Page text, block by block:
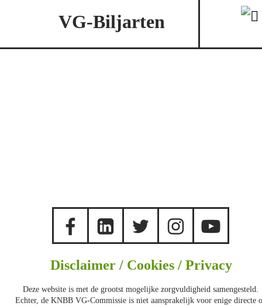
Disclaimer / Cookies / Privacy
Deze website is met de grootst mogelijke zorgvuldigheid samengesteld.
Echter, de KNBB VG-Commissie is niet aansprakelijk voor enige directe
VG-Biljarten